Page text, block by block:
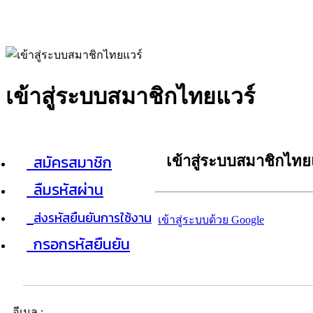
เข้าสู่ระบบสมาชิกไทยแวร์
สมัครสมาชิก
ลืมรหัสผ่าน
ส่งรหัสยืนยันการใช้งาน
กรอกรหัสยืนยัน
เข้าสู่ระบบสมาชิกไท
เข้าสู่ระบบด้วย Google